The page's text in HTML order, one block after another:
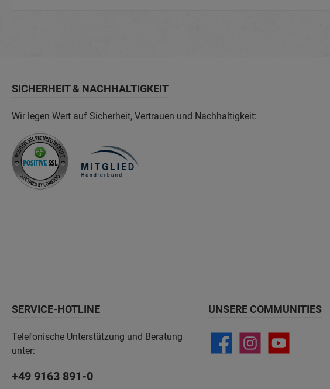
SICHERHEIT & NACHHALTIGKEIT
Wir legen Wert auf Sicherheit, Vertrauen und Nachhaltigkeit:
SERVICE-HOTLINE
Telefonische Unterstützung und Beratung
unter:
+49 9163 891-0
UNSERE COMMUNITIES